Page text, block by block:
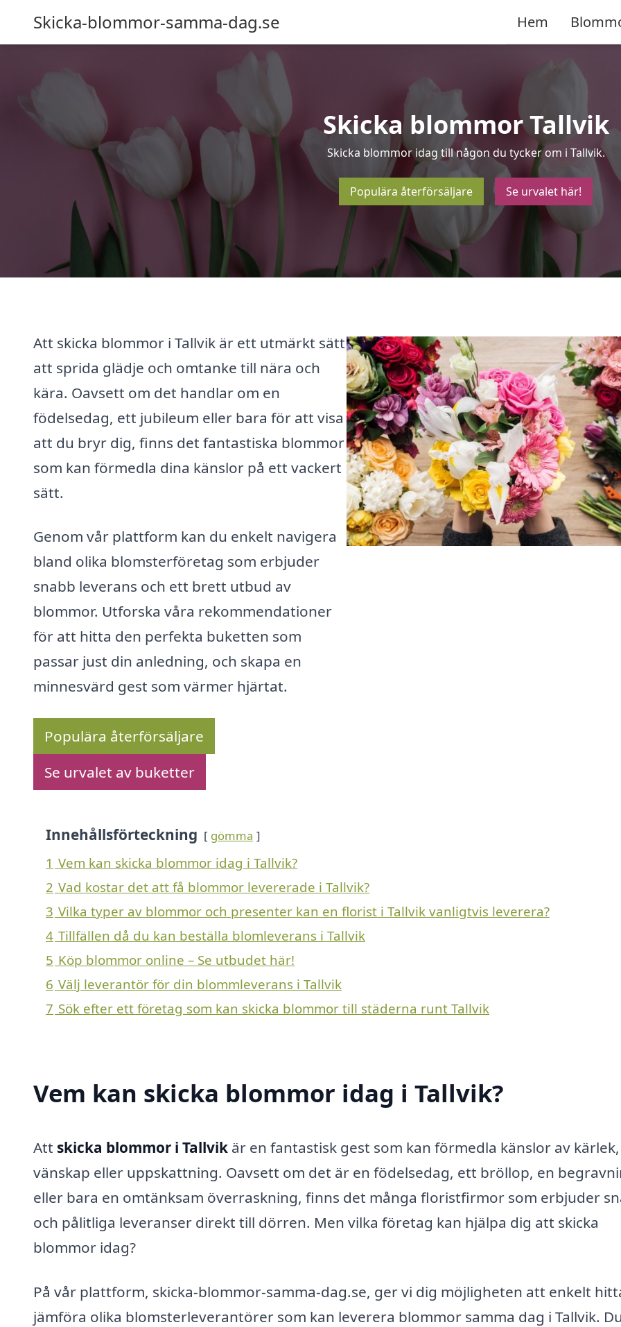
Skicka-blommor-samma-dag.se Hem
Skicka blommor Tallvik
Skicka blommor idag till någon du tycker om i Tallvik.
Populära återförsäljare Se urvalet här!
Att skicka blommor i Tallvik är ett utmärkt sätt
att sprida glädje och omtanke till nära och
kära. Oavsett om det handlar om en
födelsedag, ett jubileum eller bara för att visa
att du bryr dig, finns det fantastiska blommor
som kan förmedla dina känslor på ett vackert
sätt.
Genom vår plattform kan du enkelt navigera
bland olika blomsterföretag som erbjuder
snabb leverans och ett brett utbud av
blommor. Utforska våra rekommendationer
för att hitta den perfekta buketten som
passar just din anledning, och skapa en
minnesvärd gest som värmer hjärtat.
Populära återförsäljare
Se urvalet av buketter
Innehållsförteckning gömma
1 Vem kan skicka blommor idag i Tallvik?
2 Vad kostar det att få blommor levererade i Tallvik?
3 Vilka typer av blommor och presenter kan en florist i Tallvik vanligtvis leverera?
4 Tillfällen då du kan beställa blomleverans i Tallvik
5 Köp blommor online – Se utbudet här!
6 Välj leverantör för din blommleverans i Tallvik
7 Sök efter ett företag som kan skicka blommor till städerna runt Tallvik
Vem kan skicka blommor idag i Tallvik?
Att skicka blommor i Tallvik är en fantastisk gest som kan förmedla känslor av kärlek,
vänskap eller uppskattning. Oavsett om det är en födelsedag, ett bröllop, en
eller bara en omtänksam överraskning, finns det många floristfirmor som erbjuder
och pålitliga leveranser direkt till dörren. Men vilka företag kan hjälpa dig att skicka
blommor idag?
På vår plattform, skicka-blommor-samma-dag.se, ger vi dig möjligheten att enkelt
jämföra olika blomsterleverantörer som kan leverera blommor samma dag i Tallvik.